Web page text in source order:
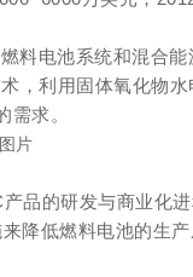
电池系统和混合
，利用固体氧化物
求。
品的研发与商业化进
降低燃料电池的生